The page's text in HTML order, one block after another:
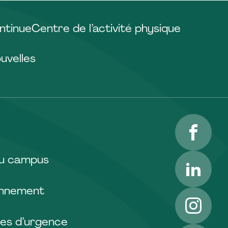
Centre de l’activité physique
campus
d’urgence